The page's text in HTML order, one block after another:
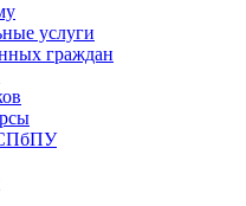
услуги
граждан
СПбПУ